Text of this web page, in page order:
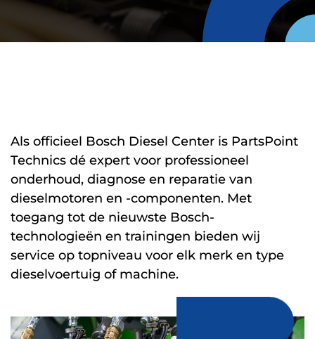
Als officieel Bosch Diesel Center is PartsPoint
Technics dé expert voor professioneel
onderhoud, diagnose en reparatie van
dieselmotoren en -componenten. Met
toegang tot de nieuwste Bosch-
technologieën en trainingen bieden wij
service op topniveau voor elk merk en type
dieselvoertuig of machine.